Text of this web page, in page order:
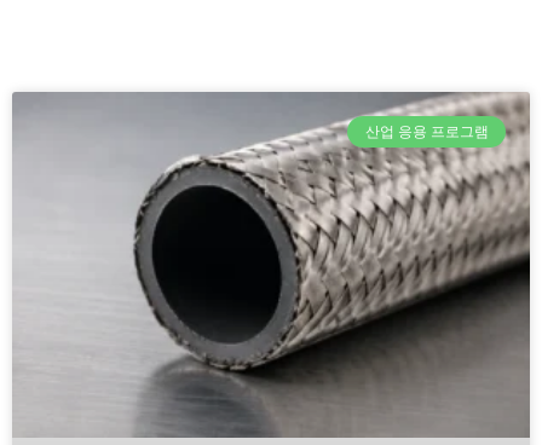
산업 응용 프로그램